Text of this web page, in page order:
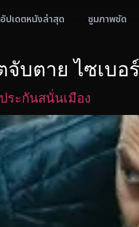
อัปเดตหนังล่าสุด ซูมภาพชัด
จับตาย ไซเบอ
ระกันสนั่นเมือง